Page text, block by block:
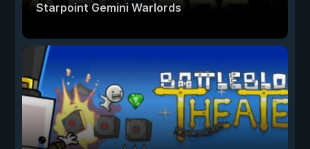
Starpoint Gemini Warlords